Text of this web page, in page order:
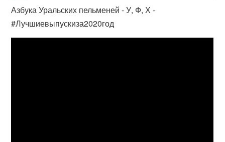
Азбука Уральских пельменей - У, Ф, Х -
#Лучшиевыпускиза2020год